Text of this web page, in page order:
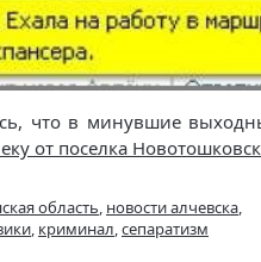
что в минувшие
от поселка
область, новости алчевска,
, криминал,сепаратизм